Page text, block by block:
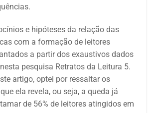
e hipóteses da relação das
com a formação de leitores
a partir dos exaustivos dados
pesquisa Retratos da Leitura 5.
artigo, optei por ressaltar os
ela revela, ou seja, a queda já
de 56% de leitores atingidos em